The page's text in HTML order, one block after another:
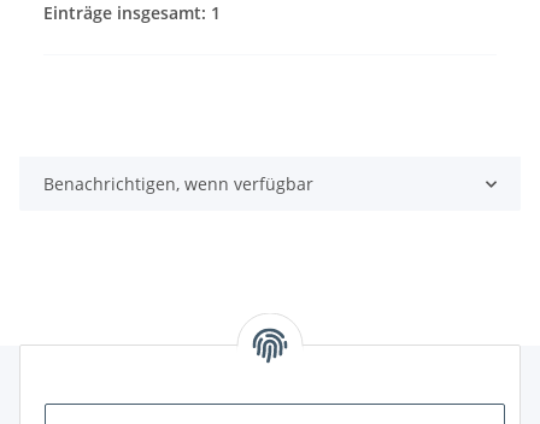
Einträge insgesamt: 1
Benachrichtigen, wenn verfügbar